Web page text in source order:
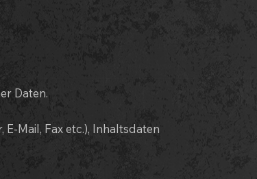
Daten.
Mail, Fax etc.), Inhaltsdaten